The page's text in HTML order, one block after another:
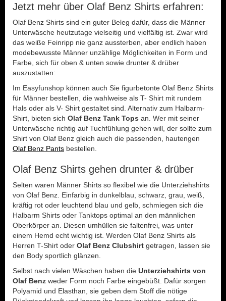
Jetzt mehr über Olaf Benz Shirts erfahren:
Olaf Benz Shirts sind ein guter Beleg dafür, dass die Männer
Unterwäsche heutzutage vielseitig und vielfältig ist. Zwar wird
das weiße Feinripp nie ganz aussterben, aber endlich haben
modebewusste Männer unzählige Möglichkeiten in Form und
Farbe, sich für oben & unten sowie drunter & drüber
auszustatten:
Im Easyfunshop können auch Sie figurbetonte Olaf Benz Shirts
für Männer bestellen, die wahlweise als T- Shirt mit rundem
Hals oder als V- Shirt gestaltet sind. Alternativ zum Halbarm-
Shirt, bieten sich Olaf Benz Tank Tops an. Wer mit seiner
Unterwäsche richtig auf Tuchfühlung gehen will, der sollte zum
Shirt von Olaf Benz gleich auch die passenden, hautengen
Olaf Benz Pants bestellen.
Olaf Benz Shirts gehen drunter & drüber
Selten waren Männer Shirts so flexibel wie die Unterziehshirts
von Olaf Benz. Einfarbig in dunkelblau, schwarz, grau, weiß,
kräftig rot oder leuchtend blau und gelb, schmiegen sich die
Halbarm Shirts oder Tanktops optimal an den männlichen
Oberkörper an. Diesen umhüllen sie faltenfrei, was unter
einem Hemd echt wichtig ist. Werden Olaf Benz Shirts als
Herren T-Shirt oder Olaf Benz Clubshirt getragen, lassen sie
den Body sportlich glänzen.
Selbst nach vielen Wäschen haben die Unterziehshirts von
Olaf Benz weder Form noch Farbe eingebüßt. Dafür sorgen
Polyamid und Elasthan, sie geben dem Stoff die nötige